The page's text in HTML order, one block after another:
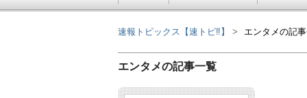
エンタメの記事一覧
速報トピックス【速トピ‼】 エンタメの記